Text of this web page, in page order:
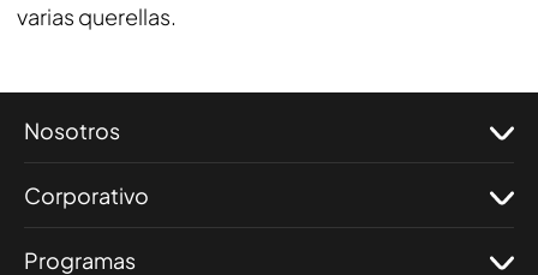
varias querellas.
Nosotros
Corporativo
Programas